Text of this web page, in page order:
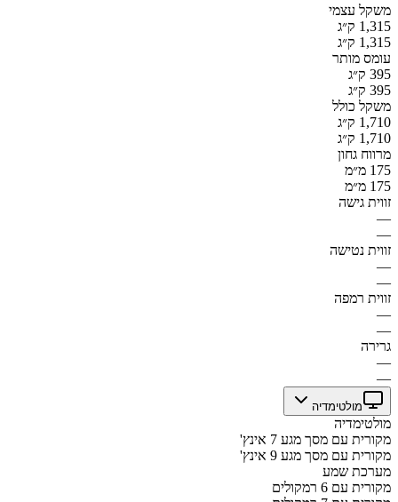
משקל עצמי
1,315 ק״ג
1,315 ק״ג
עומס מותר
395 ק״ג
395 ק״ג
משקל כולל
1,710 ק״ג
1,710 ק״ג
מרווח גחון
175 מ״מ
175 מ״מ
זווית גישה
—
—
זווית נטישה
—
—
זווית רמפה
—
—
גרירה
—
—
מולטימדיה
מולטימדיה
מקורית עם מסך מגע 7 אינץ'
מקורית עם מסך מגע 9 אינץ'
מערכת שמע
מקורית עם 6 רמקולים